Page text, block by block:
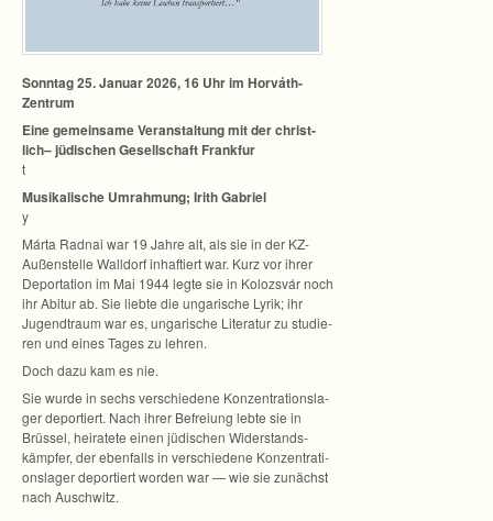
Sonn­tag 25. Januar 2026, 16 Uhr im Horváth-
Zentrum
Eine gemein­same Ver­an­stal­tung mit der christ­
lich– jüdi­schen Gesell­schaft Frank­fur
t
Musi­ka­li­sche Umrah­mung; Irith Gabriel
y
Márta Rad­nai war 19 Jahre alt, als sie in der KZ-
Außenstelle Wall­dorf inhaf­tiert war. Kurz vor ihrer
Depor­ta­tion im Mai 1944 legte sie in Kolozs­vár noch
ihr Abitur ab. Sie liebte die unga­ri­sche Lyrik; ihr
Jugend­traum war es, unga­ri­sche Lite­ra­tur zu stu­die­
ren und eines Tages zu lehren.
Doch dazu kam es nie.
Sie wurde in sechs ver­schie­dene Kon­zen­tra­ti­ons­la­
ger depor­tiert. Nach ihrer Befrei­ung lebte sie in
Brüs­sel, hei­ra­tete einen jüdi­schen Wider­stands­
kämp­fer, der eben­falls in ver­schie­dene Kon­zen­tra­ti­
ons­la­ger depor­tiert wor­den war — wie sie zunächst
nach Auschwitz.